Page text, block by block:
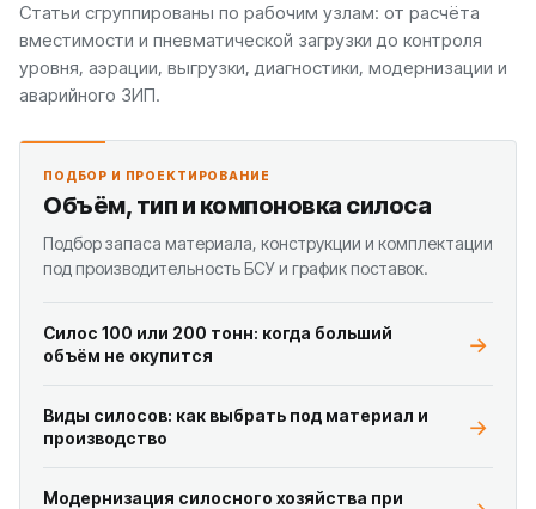
Статьи сгруппированы по рабочим узлам: от расчёта
вместимости и пневматической загрузки до контроля
уровня, аэрации, выгрузки, диагностики, модернизации и
аварийного ЗИП.
ПОДБОР И ПРОЕКТИРОВАНИЕ
Объём, тип и компоновка силоса
Подбор запаса материала, конструкции и комплектации
под производительность БСУ и график поставок.
Силос 100 или 200 тонн: когда больший
объём не окупится
Виды силосов: как выбрать под материал и
производство
Модернизация силосного хозяйства при